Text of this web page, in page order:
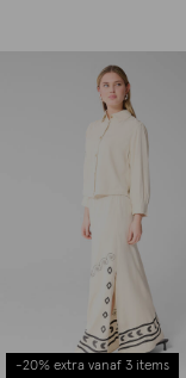
-20% extra vanaf 3 items